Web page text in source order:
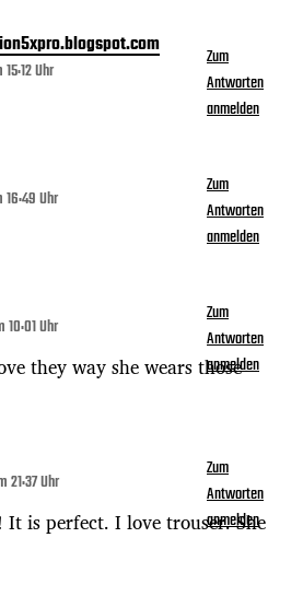
Uhr
Zum
Antworten
anmelden
16:49 Uhr
Zum
Antworten
anmelden
10:01 Uhr
they way she wears those
Zum
Antworten
anmelden
21:37 Uhr
It is perfect. I love trouser. She
Zum
Antworten
anmelden